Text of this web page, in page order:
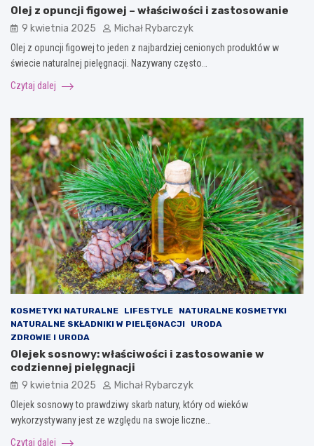
Olej z opuncji figowej – właściwości i zastosowanie
9 kwietnia 2025 Michał Rybarczyk
Olej z opuncji figowej to jeden z najbardziej cenionych produktów w
świecie naturalnej pielęgnacji. Nazywany często…
Czytaj dalej
KOSMETYKI NATURALNE LIFESTYLE
NATURALNE KOSMETYKI
NATURALNE SKŁADNIKI W PIELĘGNACJI
URODA
ZDROWIE I URODA
Olejek sosnowy: właściwości i zastosowanie w
codziennej pielęgnacji
9 kwietnia 2025 Michał Rybarczyk
Olejek sosnowy to prawdziwy skarb natury, który od wieków
wykorzystywany jest ze względu na swoje liczne…
Czytaj dalej